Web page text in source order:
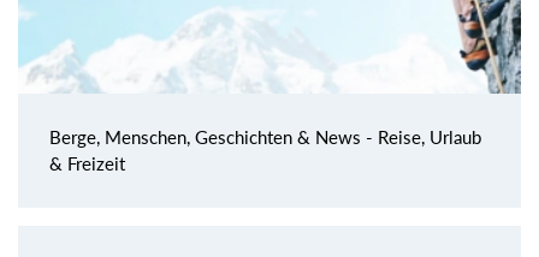
Berge, Menschen, Geschichten & News - Reise, Urlaub
& Freizeit